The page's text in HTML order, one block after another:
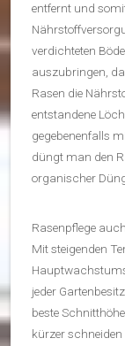
entfernt und
verdichteten
auszubringen,
Rasen die
entstandene
gegebenenfalls
düngt man den
organischer
Rasenpflege
Mit steigenden
jeder
beste
kürzer